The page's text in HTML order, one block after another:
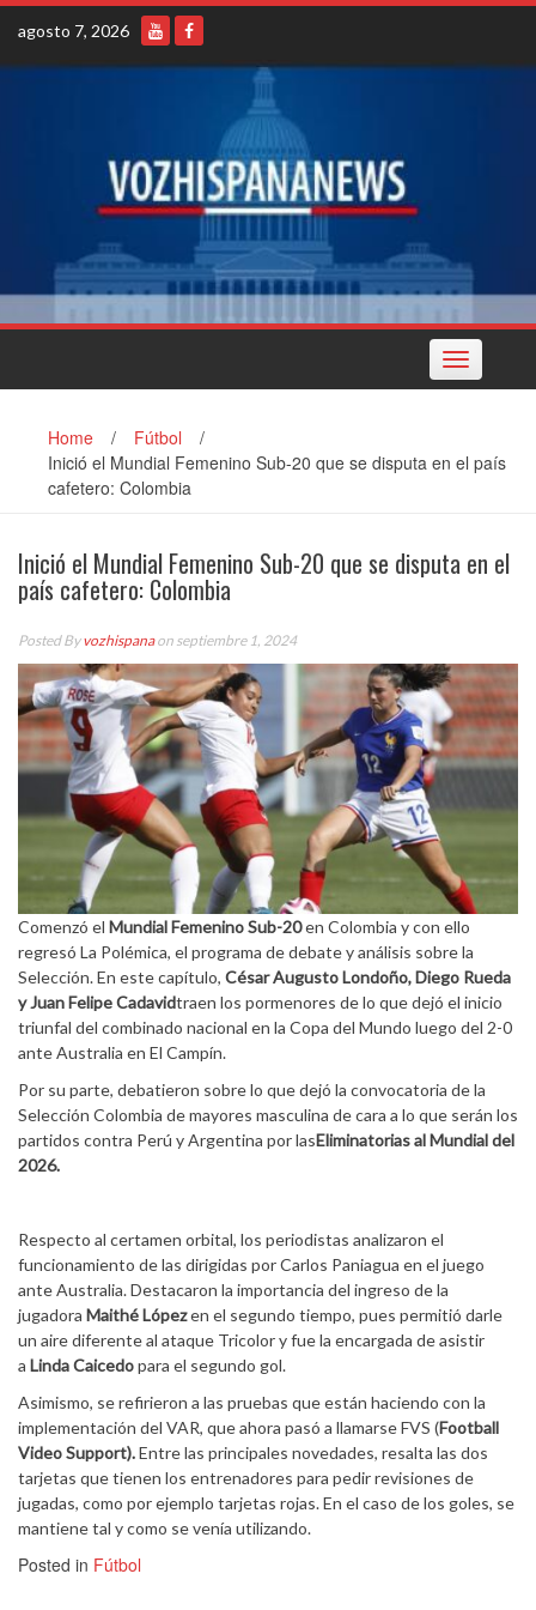
Skip
content
agosto 7, 2026
Toggle
navigation
Home / Fútbol
/
Inició el Mundial Femenino Sub-20 que se disputa en el país
cafetero: Colombia
Inició el Mundial Femenino Sub-20 que se disputa en el
país cafetero: Colombia
Posted Byvozhispanaon septiembre 1, 2024
Comenzó el Mundial Femenino Sub-20en Colombia y con ello
regresó La Polémica, el programa de debate y análisis sobre la
Selección. En este capítulo, César Augusto Londoño, Diego Rueda
y Juan Felipe Cadavidtraen los pormenores de lo que dejó el inicio
triunfal del combinado nacional en la Copa del Mundo luego del 2-0
ante Australia en El Campín.
Por su parte, debatieron sobre lo que dejó la convocatoria de la
Selección Colombia de mayores masculina de cara a lo que serán los
partidos contra Perú y Argentina por lasEliminatorias al Mundial del
2026.
Respecto al certamen orbital, los periodistas analizaron el
funcionamiento de las dirigidas por Carlos Paniagua en el juego
ante Australia. Destacaron la importancia del ingreso de la
jugadora Maithé Lópezen el segundo tiempo, pues permitió darle
un aire diferente al ataque Tricolor y fue la encargada de asistir
a Linda Caicedopara el segundo gol.
Asimismo, se refirieron a las pruebas que están haciendo con la
implementación del VAR, que ahora pasó a llamarse FVS (Football
Video Support).Entre las principales novedades, resalta las dos
tarjetas que tienen los entrenadores para pedir revisiones de
jugadas, como por ejemplo tarjetas rojas. En el caso de los goles, se
mantiene tal y como se venía utilizando.
Posted in Fútbol